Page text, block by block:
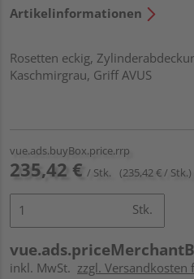
Artikelinformationen
Rosetten eckig,
Kaschmirgrau, Griff AVUS
vue.ads.buyBox.price.rrp
235,42 € / Stk. (235,42 € / Stk.)
Stk.
inkl. MwSt. zzgl. Versandkosten